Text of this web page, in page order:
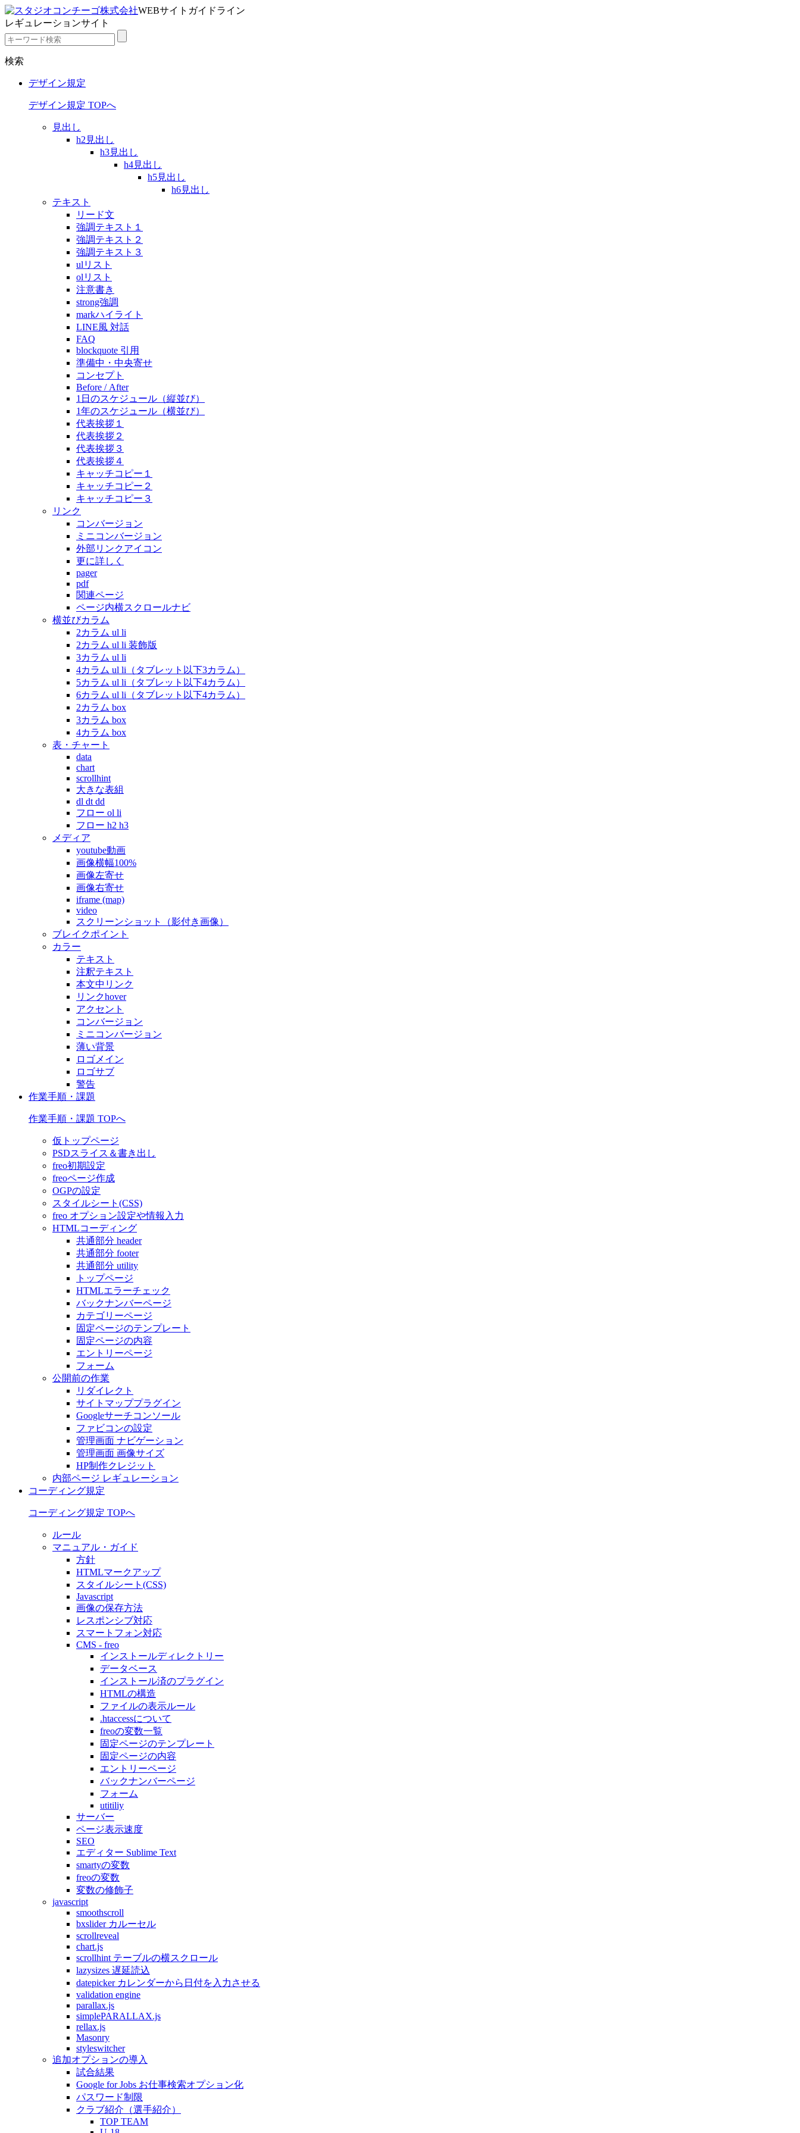
WEBサイトガイドライン
レギュレーションサイト
検索
デザイン規定
デザイン規定 TOPへ
見出し
h2見出し
h3見出し
h4見出し
h5見出し
h6見出し
テキスト
リード文
強調テキスト１
強調テキスト２
強調テキスト３
ulリスト
olリスト
注意書き
strong強調
markハイライト
LINE風 対話
FAQ
blockquote 引用
準備中・中央寄せ
コンセプト
Before / After
1日のスケジュール（縦並び）
1年のスケジュール（横並び）
代表挨拶１
代表挨拶２
代表挨拶３
代表挨拶４
キャッチコピー１
キャッチコピー２
キャッチコピー３
リンク
コンバージョン
ミニコンバージョン
外部リンクアイコン
更に詳しく
pager
pdf
関連ページ
ページ内横スクロールナビ
横並びカラム
2カラム ul li
2カラム ul li 装飾版
3カラム ul li
4カラム ul li（タブレット以下3カラム）
5カラム ul li（タブレット以下4カラム）
6カラム ul li（タブレット以下4カラム）
2カラム box
3カラム box
4カラム box
表・チャート
data
chart
scrollhint
大きな表組
dl dt dd
フロー ol li
フロー h2 h3
メディア
youtube動画
画像横幅100%
画像左寄せ
画像右寄せ
iframe (map)
video
スクリーンショット（影付き画像）
ブレイクポイント
カラー
テキスト
注釈テキスト
本文中リンク
リンクhover
アクセント
コンバージョン
ミニコンバージョン
薄い背景
ロゴメイン
ロゴサブ
警告
作業手順・課題
作業手順・課題 TOPへ
仮トップページ
PSDスライス＆書き出し
freo初期設定
freoページ作成
OGPの設定
スタイルシート(CSS)
freo オプション設定や情報入力
HTMLコーディング
共通部分 header
共通部分 footer
共通部分 utility
トップページ
HTMLエラーチェック
バックナンバーページ
カテゴリーページ
固定ページのテンプレート
固定ページの内容
エントリーページ
フォーム
公開前の作業
リダイレクト
サイトマッププラグイン
Googleサーチコンソール
ファビコンの設定
管理画面 ナビゲーション
管理画面 画像サイズ
HP制作クレジット
内部ページ レギュレーション
コーディング規定
コーディング規定 TOPへ
ルール
マニュアル・ガイド
方針
HTMLマークアップ
スタイルシート(CSS)
Javascript
画像の保存方法
レスポンシブ対応
スマートフォン対応
CMS - freo
インストールディレクトリー
データベース
インストール済のプラグイン
HTMLの構造
ファイルの表示ルール
.htaccessについて
freoの変数一覧
固定ページのテンプレート
固定ページの内容
エントリーページ
バックナンバーページ
フォーム
utitiliy
サーバー
ページ表示速度
SEO
エディター Sublime Text
smartyの変数
freoの変数
変数の修飾子
javascript
smoothscroll
bxslider カルーセル
scrollreveal
chart.js
scrollhint テーブルの横スクロール
lazysizes 遅延読込
datepicker カレンダーから日付を入力させる
validation engine
parallax.js
simplePARALLAX.js
rellax.js
Masonry
styleswitcher
追加オプションの導入
試合結果
Google for Jobs お仕事検索オプション化
パスワード制限
クラブ紹介（選手紹介）
TOP TEAM